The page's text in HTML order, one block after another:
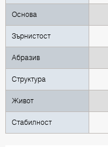
Основа
Зърнистост
Абразив
Структура
Живот
Стабилност